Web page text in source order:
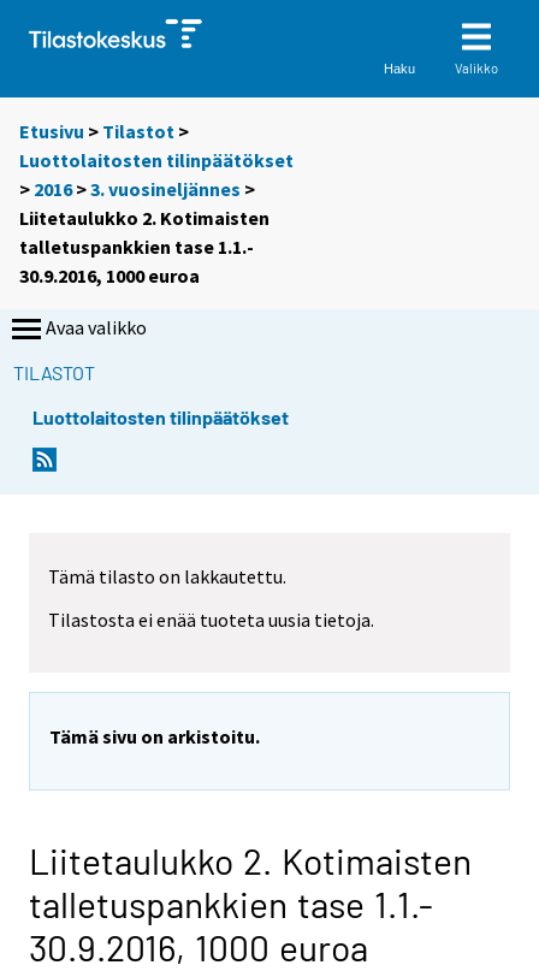
Haku Valikko
Etusivu > Tilastot >
Luottolaitosten tilinpäätökset
> 2016>3. vuosineljännes >
Liitetaulukko 2. Kotimaisten
talletuspankkien tase 1.1.-
30.9.2016, 1000 euroa
Avaa valikko
TILASTOT
Luottolaitosten tilinpäätökset
Tämä tilasto on lakkautettu.
Tilastosta ei enää tuoteta uusia tietoja.
Tämä sivu on arkistoitu.
Liitetaulukko 2. Kotimaisten
talletuspankkien tase 1.1.-
30.9.2016, 1000 euroa